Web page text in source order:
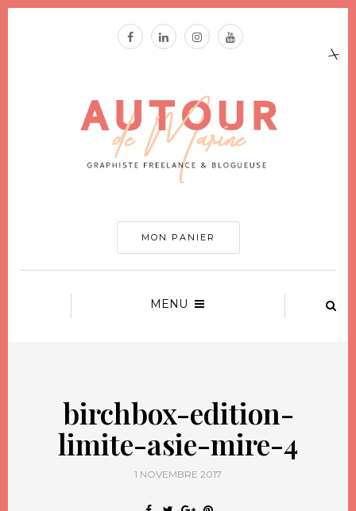
MON PANIER
MENU
birchbox-edition-
limite-asie-mire-4
1 NOVEMBRE 2017